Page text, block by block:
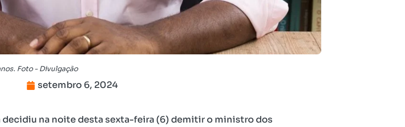
Foto - Divulgação
setembro 6, 2024
decidiu na noite desta sexta-feira (6) demitir o ministro dos